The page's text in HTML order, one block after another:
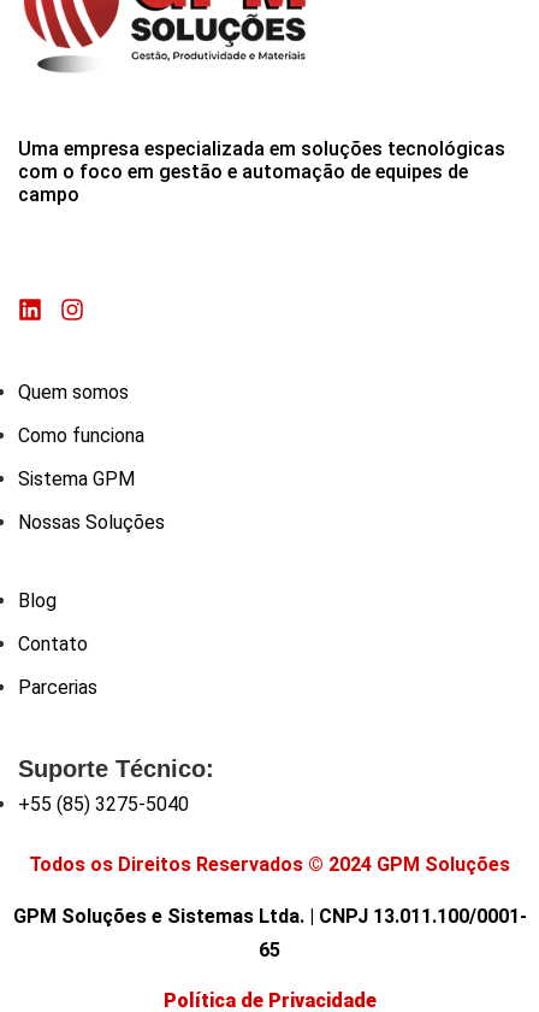
Uma empresa especializada em soluções tecnológicas
com o foco em gestão e automação de equipes de
campo
Quem somos
Como funciona
Sistema GPM
Nossas Soluções
Blog
Contato
Parcerias
Suporte Técnico:
+55 (85) 3275-5040
Todos os Direitos Reservados © 2024 GPM Soluções
GPM Soluções e Sistemas Ltda. | CNPJ 13.011.100/0001-
65
Política de Privacidade